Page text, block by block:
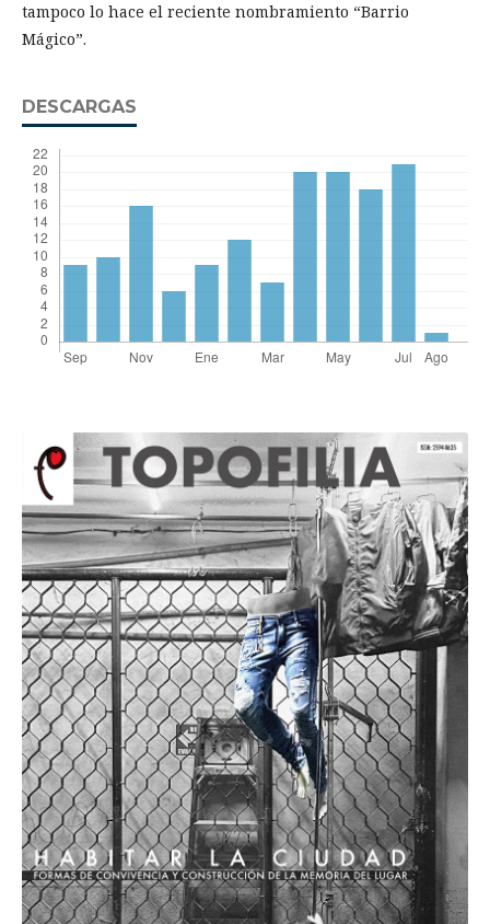
tampoco lo hace el reciente nombramiento “Barrio
Mágico”.
DESCARGAS